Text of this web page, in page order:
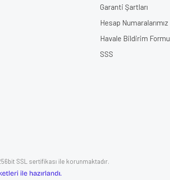
Garanti Şartları
Hesap Numaralarımız
Havale Bildirim Formu
SSS
SSL sertifikası ile korunmaktadır.
e-